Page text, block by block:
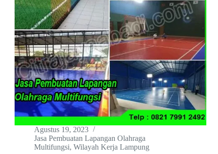
Agustus 19, 2023
Jasa Pembuatan Lapangan Olahraga
Multifungsi, Wilayah Kerja Lampung